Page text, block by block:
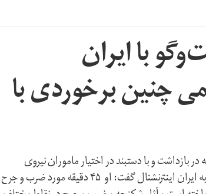
با ایران
چنین برخوردی با
و با دستبند در اختیار ماموران نیروی
انتظامی بود و بارها با شوکر و گاز فلفل مورد شکنجه و آزار قرار گرفت، به ایران اینترنشنال گفت: او ۴۵ دقیقه مورد ضرب و جرح